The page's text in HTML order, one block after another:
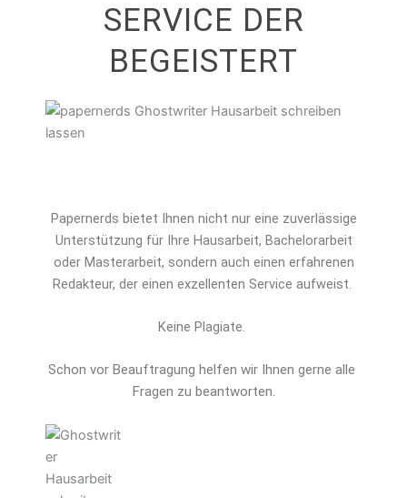
SERVICE DER
BEGEISTERT
Papernerds bietet Ihnen nicht nur eine zuverlässige
Unterstützung für Ihre Hausarbeit, Bachelorarbeit
oder Masterarbeit, sondern auch einen erfahrenen
Redakteur, der einen exzellenten Service aufweist.
Keine Plagiate.
Schon vor Beauftragung helfen wir Ihnen gerne alle
Fragen zu beantworten.